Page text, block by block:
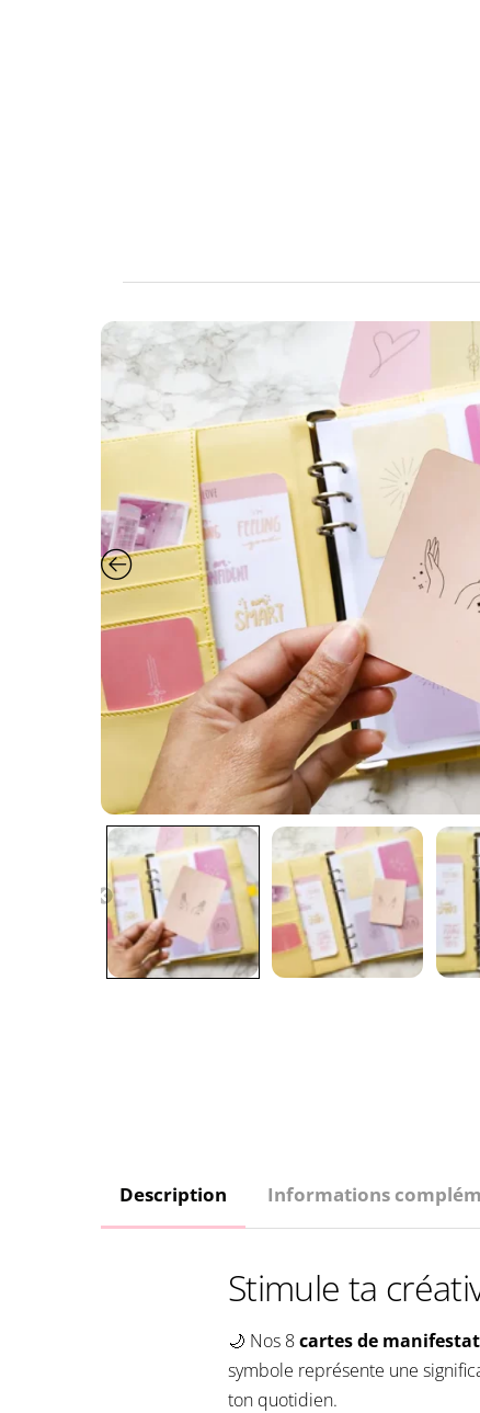
Description Informations
Stimule ta
🌙 Nos 8cartes de
symbole représente une
ton quotidien.